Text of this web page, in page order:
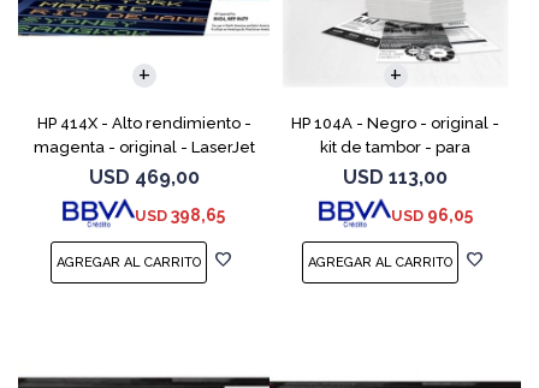
HP 414X - Alto rendimiento -
magenta - original - LaserJet
- cartucho de tóner (W2023X)
- para Color LaserJet
Enterprise M455, M
USD 469,00
USD 398,65
HP 104A - Negro - original -
kit de tambor - para
Neverstop Laser 1000a,
1000n, 1000w, MFP 1200a, MFP
1200n, MFP 1200nw, MFP 120
USD 113,00
USD 96,05